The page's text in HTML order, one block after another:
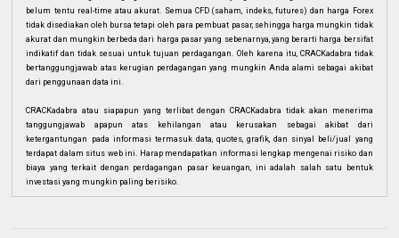
belum tentu real-time atau akurat. Semua CFD (saham, indeks, futures) dan harga Forex
tidak disediakan oleh bursa tetapi oleh para pembuat pasar, sehingga harga mungkin tidak
akurat dan mungkin berbeda dari harga pasar yang sebenarnya, yang berarti harga bersifat
indikatif dan tidak sesuai untuk tujuan perdagangan. Oleh karena itu, CRACKadabra tidak
bertanggungjawab atas kerugian perdagangan yang mungkin Anda alami sebagai akibat
dari penggunaan data ini.
CRACKadabra atau siapapun yang terlibat dengan CRACKadabra tidak akan menerima
tanggungjawab apapun atas kehilangan atau kerusakan sebagai akibat dari
ketergantungan pada informasi termasuk data, quotes, grafik, dan sinyal beli/jual yang
terdapat dalam situs web ini. Harap mendapatkan informasi lengkap mengenai risiko dan
biaya yang terkait dengan perdagangan pasar keuangan, ini adalah salah satu bentuk
investasi yang mungkin paling berisiko.